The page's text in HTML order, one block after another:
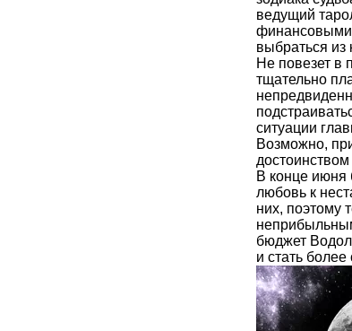
ведущий
финансовыми
выбраться из
Не повезет в
тщательно
ситуации
Возможно,
В конце июня
любовь к
них, поэтому
бюджет
и стать